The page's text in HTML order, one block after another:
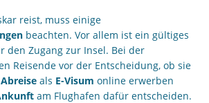
reist, muss einige
beachten. Vor allem ist ein gültiges
den Zugang zur Insel. Bei der
Reisende vor der Entscheidung, ob sie
als E-Visum online erwerben
am Flughafen dafür entscheiden.